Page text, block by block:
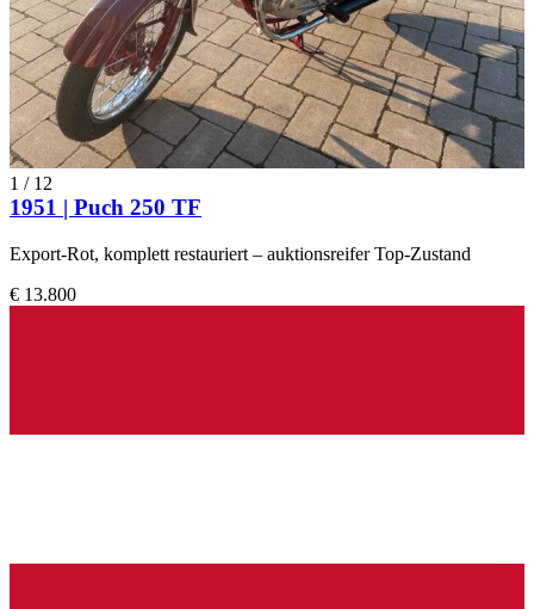
1 / 12
1951 | Puch 250 TF
Export-Rot, komplett restauriert – auktionsreifer Top-Zustand
€ 13.800